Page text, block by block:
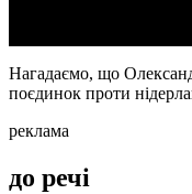
Нагадаємо, що
поєдинок проти
реклама
до речі